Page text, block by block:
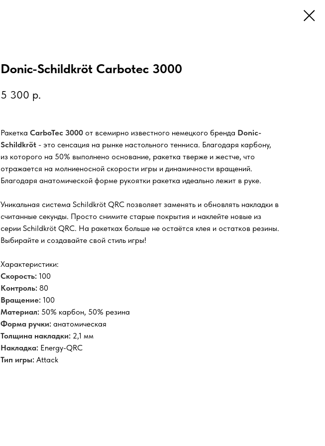
Donic-Schildkröt Carbotec 3000
5 300 р.
Ракетка CarboTec 3000 от всемирно известного немецкого бренда Donic-
Schildkröt - это сенсация на рынке настольного тенниса. Благодаря карбону,
из которого на 50% выполнено основание, ракетка тверже и жестче, что
отражается на молниеносной скорости игры и динамичности вращений.
Благодаря анатомической форме рукоятки ракетка идеально лежит в руке.
Уникальная система Schildkröt QRC позволяет заменять и обновлять накладки в
считанные секунды. Просто снимите старые покрытия и наклейте новые из
серии Schildkröt QRC. На ракетках больше не остаётся клея и остатков резины.
Выбирайте и создавайте свой стиль игры!
Характеристики:
Скорость: 100
Контроль: 80
Вращение: 100
Материал: 50% карбон, 50% резина
Форма ручки: анатомическая
Толщина накладки: 2,1 мм
Накладка: Energy-QRC
Тип игры: Attack